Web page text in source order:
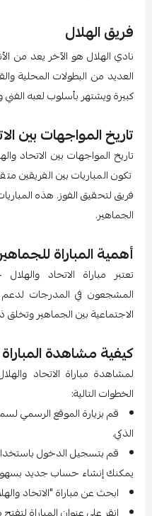
فريق الهلال
نادي الهلال هو الآخر يعد من
العديد من البطولات المحلية
كبيرة ويشتهر بأسلوب لعبه الفني
تاريخ المواجهات بين
تاريخ المواجهات بين الاتحاد
تكون المباريات بين الفريقين
فريق لتحقيق الفوز. هذه
الجماهير.
أهمية المباراة
تعتبر مباراة الاتحاد
المشجعون في المدرجات لدعم
الاجتماعية بين الجماهير وتخلق
كيفية مشاهدة
لمشاهدة مباراة الاتحاد
الخطوات التالية:
قم بزيارة الموقع الرسمي
الذكي.
قم بتسجيل الدخول
يمكنك إنشاء حساب جديد
ابحث عن مباراة "الاتحاد